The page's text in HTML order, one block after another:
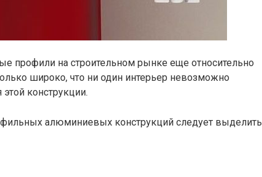
профили на строительном рынке еще относительно
широко, что ни один интерьер невозможно
конструкции.
алюминиевых конструкций следует выделить